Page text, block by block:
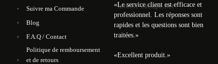
Suivre ma Commande
Blog
F.A.Q / Contact
Politique de remboursement
et de retours
«Le service client est efficace et
professionnel. Les réponses sont
rapides et les questions sont bien
traitées. »
«Excellent produit. »